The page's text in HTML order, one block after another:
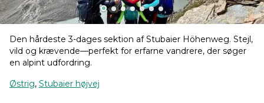
Den hårdeste 3-dages sektion af Stubaier Höhenweg. Stejl,
vild og krævende—perfekt for erfarne vandrere, der søger
en alpint udfordring.
Østrig, Stubaier højvej